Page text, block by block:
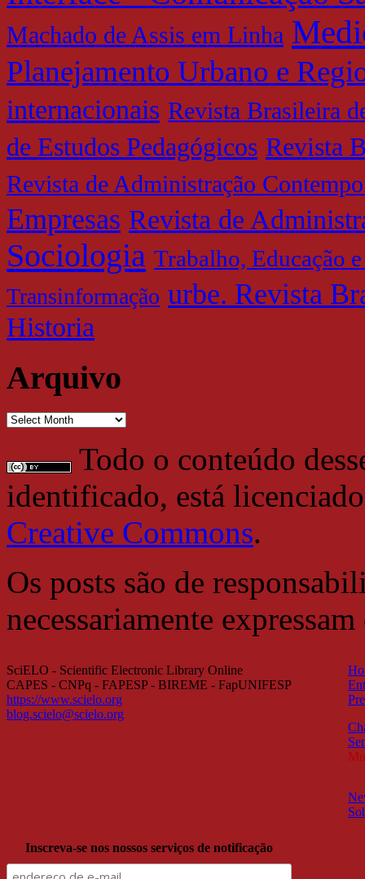
Machado de Assis em Linha
Planejamento Urbano e
internacionais Revista Brasileira
de Estudos Pedagógicos Revista
Revista de Administração
Empresas Revista de
Sociologia Trabalho, Educação
Transinformação urbe. Revista
Historia
Arquivo
Arquivo
Todo o conteúdo
identificado, está
Creative Commons.
Os posts são de
necessariamente
SciELO - Scientific Electronic Library Online
CAPES - CNPq - FAPESP - BIREME - FapUNIFESP
https://www.scielo.org
blog.scielo@scielo.org
Inscreva-se nos nossos serviços de notificação